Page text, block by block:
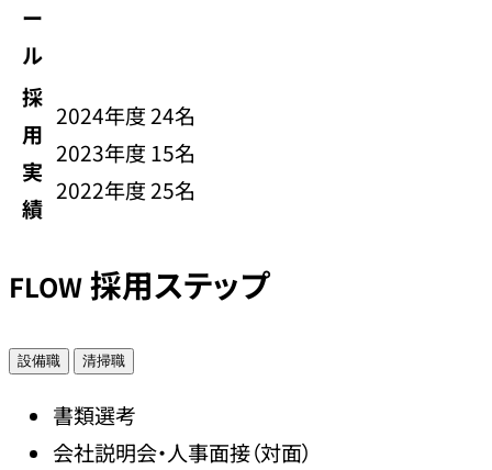
ー
ル
採
用
実
績
2024年度 24名
2023年度 15名
2022年度 25名
FLOW 採用ステップ
設備職 清掃職
書類選考
会社説明会・人事面接（対面）